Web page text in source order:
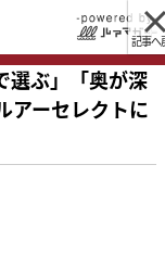
記事へ
ぶ」「奥が深
アーセレクトに